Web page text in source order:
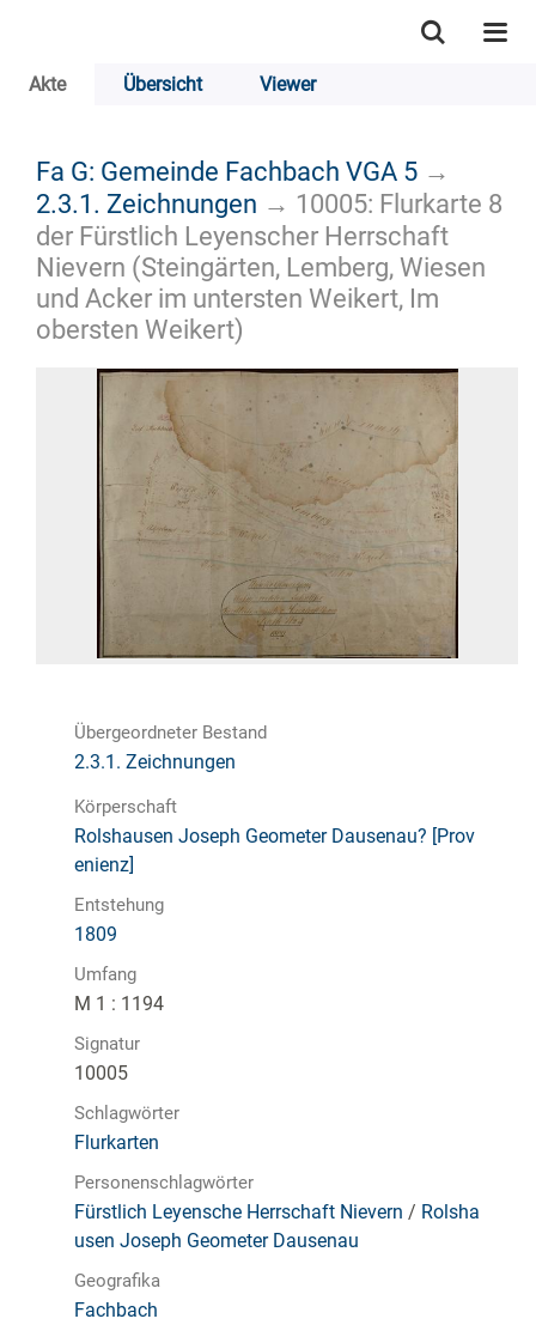
Akte Übersicht Viewer
Fa G: Gemeinde Fachbach VGA 5 →
2.3.1. Zeichnungen → 10005: Flurkarte 8
der Fürstlich Leyenscher Herrschaft
Nievern (Steingärten, Lemberg, Wiesen
und Acker im untersten Weikert, Im
obersten Weikert)
Übergeordneter Bestand
2.3.1. Zeichnungen
Körperschaft
Rolshausen Joseph Geometer Dausenau? [Prov
enienz]
Entstehung
1809
Umfang
M 1 : 1194
Signatur
10005
Schlagwörter
Flurkarten
Personenschlagwörter
Fürstlich Leyensche Herrschaft Nievern / Rolsha
usen Joseph Geometer Dausenau
Geografika
Fachbach